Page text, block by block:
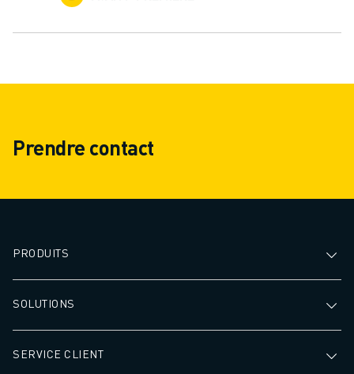
Prendre contact
PRODUITS
SOLUTIONS
SERVICE CLIENT